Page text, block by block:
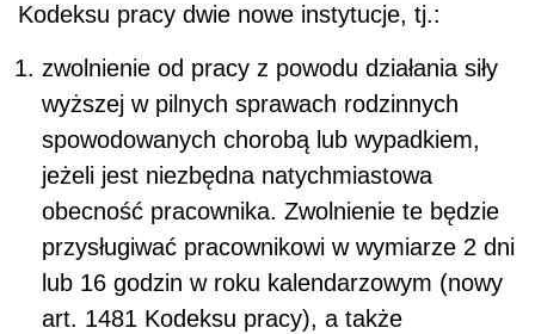
Kodeksu pracy dwie nowe instytucje, tj.:
zwolnienie od pracy z powodu działania siły
wyższej w pilnych sprawach rodzinnych
spowodowanych chorobą lub wypadkiem,
jeżeli jest niezbędna natychmiastowa
obecność pracownika. Zwolnienie te będzie
przysługiwać pracownikowi w wymiarze 2 dni
lub 16 godzin w roku kalendarzowym (nowy
art. 1481 Kodeksu pracy), a także